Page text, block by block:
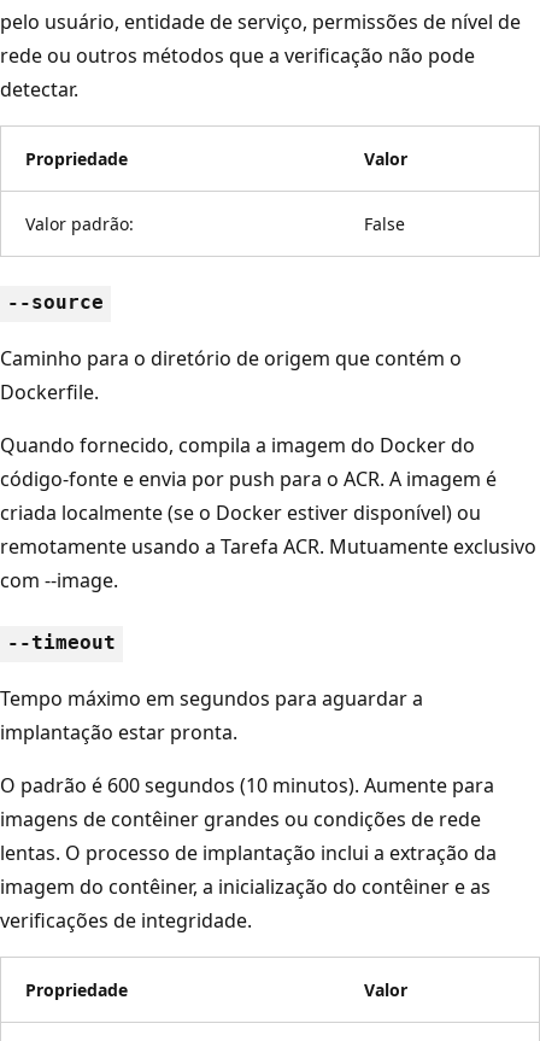
pelo usuário, entidade de serviço, permissões de nível de
rede ou outros métodos que a verificação não pode
detectar.
Propriedade Valor
Valor padrão: False
--source
Caminho para o diretório de origem que contém o
Dockerfile.
Quando fornecido, compila a imagem do Docker do
código-fonte e envia por push para o ACR. A imagem é
criada localmente (se o Docker estiver disponível) ou
remotamente usando a Tarefa ACR. Mutuamente exclusivo
com --image.
--timeout
Tempo máximo em segundos para aguardar a
implantação estar pronta.
O padrão é 600 segundos (10 minutos). Aumente para
imagens de contêiner grandes ou condições de rede
lentas. O processo de implantação inclui a extração da
imagem do contêiner, a inicialização do contêiner e as
verificações de integridade.
Propriedade Valor